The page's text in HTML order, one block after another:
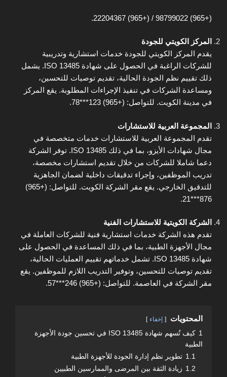
(+965) 98799022 / (+965) 22204367.
المركز الكويتي للجودة
يقدم المركز الكويتي للجودة خدمات استشارية وتدريبية
للشركات الراغبة في الحصول على شهادة ISO 13485. يشمل
ذلك تقييم نظم الجودة الحالية، تقديم توصيات للتحسين،
ومساعدة الشركات في تنفيذ الإجراءات المطلوبة. يقع المركز
في مدينة الكويت. للتواصل: (+965) 123***78.
المجموعة العربية للاستشارات
تقدم المجموعة العربية للاستشارات خدمات متخصصة في
مجال شهادات الأيزو، بما في ذلك ISO 13485. توفر الشركة
دعما شاملا للشركات من خلال تقديم استشارات مخصصة،
تدريب الموظفين، وإجراء تدقيقات داخلية لضمان الجاهزية
للتدقيق الخارجي. يقع مقر الشركة الكويت. للتواصل: (+965)
876***21.
الشركة الكويتية للاستشارات الفنية
تقدم هذه الشركة خدمات استشارية فنية للشركات العاملة في
مجال الأجهزة الطبية، بما في ذلك المساعدة في الحصول على
شهادة ISO 13485. تشمل خدماتهم تقييم العمليات الحالية،
تقديم توصيات للتحسين، وتوفير التدريب اللازم للموظفين. يقع
مقر الشركة في العاصمة. للتواصل: (+965) 246***57.
المحتويات إخفاء
1
كيف تُسهم شهادة ISO 13485 في تحسين جودة الأجهزة
الطبية
1.1 تطوير نظم إدارة الجودة للأجهزة الطبية
1.2 زيادة الثقة بين المرضى والممارسين الطبيين